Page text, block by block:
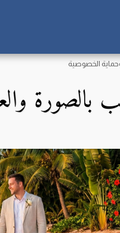
الخصوصية
بالصورة